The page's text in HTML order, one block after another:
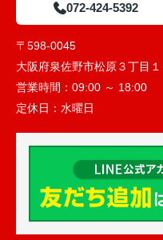
072-424-5392
〒598-0045
大阪府泉佐野市松原３丁目１
営業時間： 09:00 ～ 18:00
定休日： 水曜日